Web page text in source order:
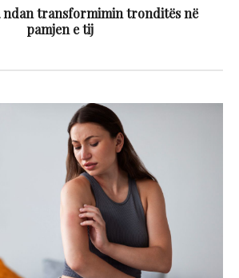
ndan transformimin tronditës në
pamjen e tij